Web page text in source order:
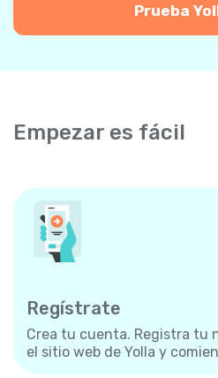
Prueba
Empezar es fácil
Regístrate
Crea tu cuenta. Registra tu
el sitio web de Yolla y